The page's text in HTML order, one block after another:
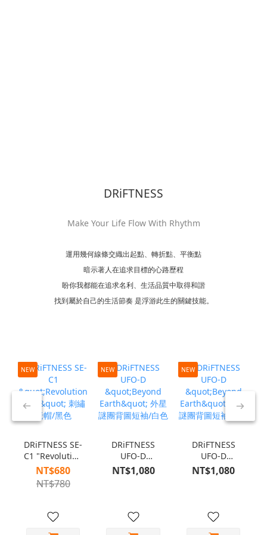
DRiFTNESS
Make Your Life Flow With Rhythm
運用幾何線條交織出起點、轉折點、平衡點
暗示著人在追求目標的心路歷程
盼你我都能在追求名利、生活品質中取得和諧
找到屬於自己的生活節奏 是浮游此生的關鍵技能。
NEW
DRiFTNESS SE-
C1 "Revolution
Club" 刺繡老
帽/黑色
NT$680
NT$780
NEW
DRiFTNESS
UFO-D
"Beyond
Earth" 外星謎
NT$1,080
NEW
DRiFTNESS
UFO-D
"Beyond
Earth" 外星謎
NT$1,080